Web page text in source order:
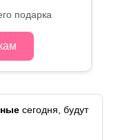
подарка
сегодня, будут